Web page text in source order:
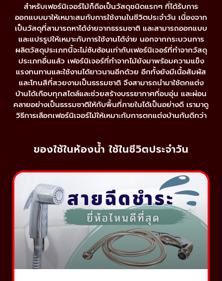
สำหรับเฟอร์นิเจอร์ไม้ก็ถือเป็นวัสดุชนิดแรกๆ ที่ได้รับการ
ออกแบบมาให้เหมาะสมกับการใช้งานในชีวิตประจำวัน เนื่องจาก
เป็นวัสดุที่สามารถหาได้ง่ายจากธรรมชาติ และสามารถออกแบบ
และแปรรูปให้เหมาะกับการใช้งานได้ง่าย นอกจากกระบวนการ
ผลิตวัสดุประเภทนี้จะไม่ซับซ้อนเท่ากับเฟอร์นิเจอร์ที่ทำจากวัสดุ
ประเภทอื่นแล้ว เฟอร์นิเจอร์ที่ทำจากไม้ยังมาพร้อมความแข็ง
แรงทนทานและใช้งานได้ยาวนานอีกด้วย อีกทั้งยังมีเนื้อสัมผัส
และโทนสีที่สวยงามเป็นธรรมชาติ จึงสามารถนำมาใช้ตกแต่ง
บ้านได้เกือบทุกสไตล์และช่วยสร้างบรรยากาศที่อบอุ่น และผ่อน
คลายอย่างเป็นธรรมชาติให้กับพื้นที่ภายในได้เป็นอย่างดี เรามาดู
วิธีการเลือกเฟอร์นิเจอร์ไม้ให้เหมาะกับการตกแต่งบ้านกันดีกว่า
ของใช้ในห้องน้ำ ใช้ในชีวิตประจำวัน